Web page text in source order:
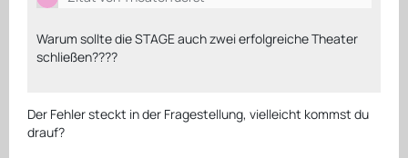
Warum sollte die STAGE auch zwei erfolgreiche Theater
schließen????
Der Fehler steckt in der Fragestellung, vielleicht kommst du
drauf?